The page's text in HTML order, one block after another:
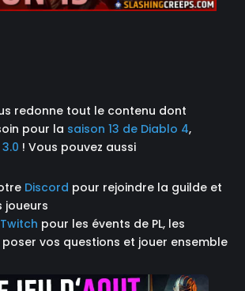
redonne tout le contenu dont
pour la saison 13 de Diablo 4,
! Vous pouvez aussi
Discord pour rejoindre la guilde et
joueurs
Twitch pour les évents de PL, les
poser vos questions et jouer ensemble